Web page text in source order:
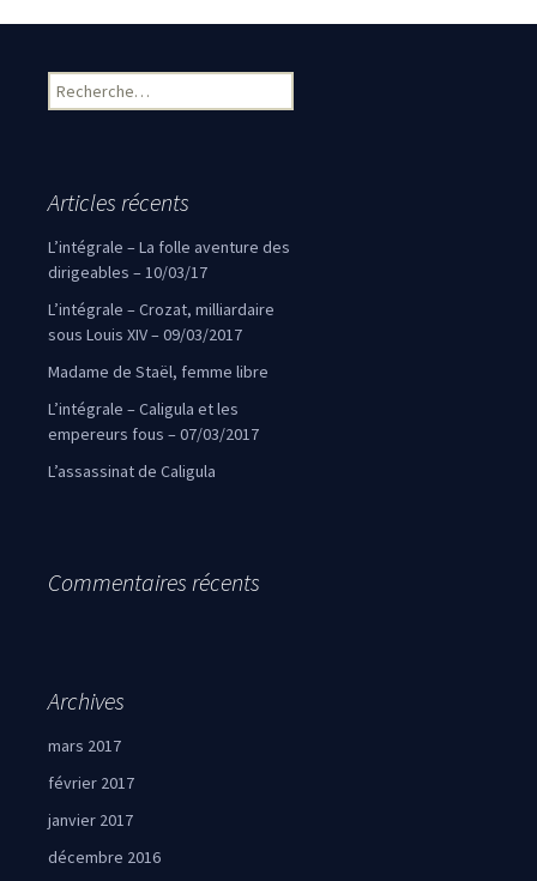
Navigation des articles
Rechercher :
Articles récents
L’intégrale – La folle aventure des
dirigeables – 10/03/17
L’intégrale – Crozat, milliardaire
sous Louis XIV – 09/03/2017
Madame de Staël, femme libre
L’intégrale – Caligula et les
empereurs fous – 07/03/2017
L’assassinat de Caligula
Commentaires récents
Archives
mars 2017
février 2017
janvier 2017
décembre 2016